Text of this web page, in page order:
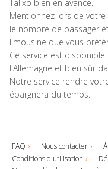
Talixo bien en avance.
Mentionnez lors de
le nombre de passager
limousine que vous
Ce service est
l'Allemagne et bien sûr
Notre service rendre
épargnera du temps.
FAQ Nous contacter
Conditions d'utilisation